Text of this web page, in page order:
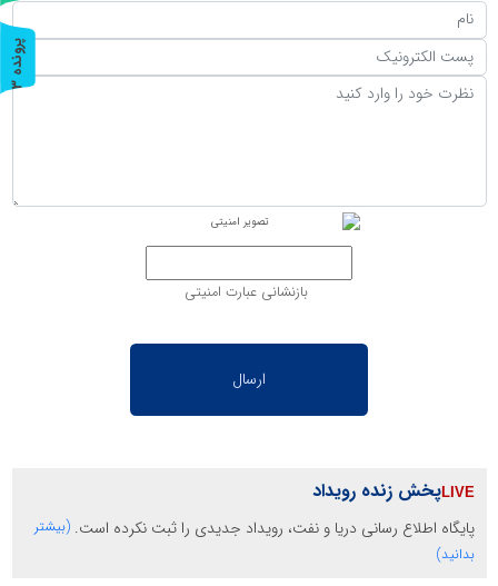
بازنشانی عبارت امنیتی
پخش زنده رویداد
پایگاه اطلاع رسانی دریا و نفت، رویداد جدیدی را ثبت نکرده است. (بیشتر
بدانید)
پ
ر
و
ن
د
ه
3